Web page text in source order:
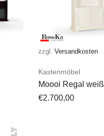
zzgl. Versandkosten
Kastenmöbel
Moooi Regal weiß
€2.700,00